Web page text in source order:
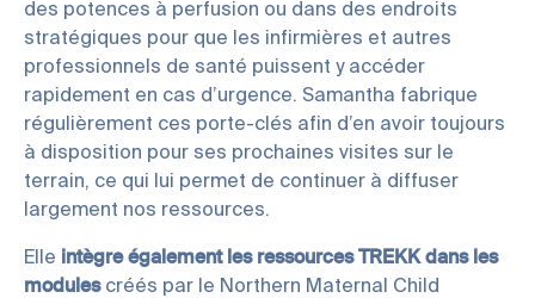
des potences à perfusion ou dans des endroits
stratégiques pour que les infirmières et autres
professionnels de santé puissent y accéder
rapidement en cas d’urgence. Samantha fabrique
régulièrement ces porte-clés afin d’en avoir toujours
à disposition pour ses prochaines visites sur le
terrain, ce qui lui permet de continuer à diffuser
largement nos ressources.
Elle intègre également les ressources TREKK dans les
modulescréés par le Northern Maternal Child